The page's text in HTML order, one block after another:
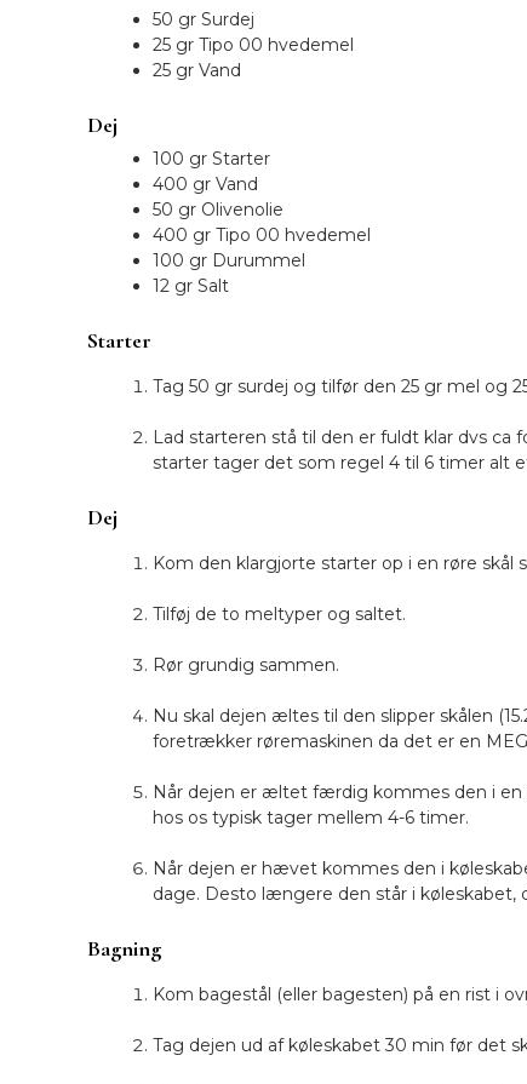
50 gr Surdej
25 gr Tipo 00 hvedemel
25 gr Vand
Dej
100 gr Starter
400 gr Vand
50 gr Olivenolie
400 gr Tipo 00 hvedemel
100 gr Durummel
12 gr Salt
Starter
Tag 50 gr surdej og tilfør den 25 gr mel og
Lad starteren stå til den er fuldt klar dvs
starter tager det som regel 4 til 6 timer alt
Dej
Kom den klargjorte starter op i en røre
Tilføj de to meltyper og saltet.
Rør grundig sammen.
Nu skal dejen æltes til den slipper skålen
foretrækker røremaskinen da det er en
Når dejen er æltet færdig kommes den i en
hos os typisk tager mellem 4-6 timer.
Når dejen er hævet kommes den i
dage. Desto længere den står i køleskabet,
Bagning
Kom bagestål (eller bagesten) på en rist i
Tag dejen ud af køleskabet 30 min før det